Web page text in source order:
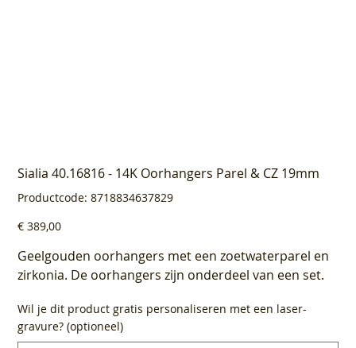
Sialia 40.16816 - 14K Oorhangers Parel & CZ 19mm
Productcode: Productcode
8718834637829
8718834637829
Prijs
€ 389,00
Geelgouden oorhangers met een zoetwaterparel en
zirkonia. De oorhangers zijn onderdeel van een set.
Wil je dit product gratis personaliseren met een laser-
gravure? (optioneel)